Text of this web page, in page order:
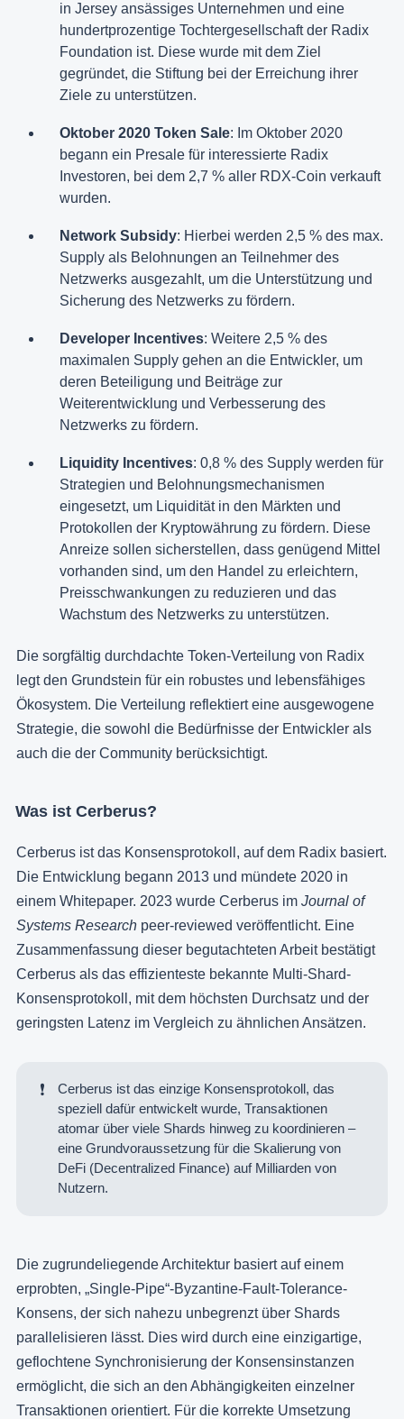
in Jersey ansässiges Unternehmen und eine
hundertprozentige Tochtergesellschaft der Radix
Foundation ist. Diese wurde mit dem Ziel
gegründet, die Stiftung bei der Erreichung ihrer
Ziele zu unterstützen.
Oktober 2020 Token Sale: Im Oktober 2020
begann ein Presale für interessierte Radix
Investoren, bei dem 2,7 % aller RDX-Coin verkauft
wurden.
Network Subsidy: Hierbei werden 2,5 % des max.
Supply als Belohnungen an Teilnehmer des
Netzwerks ausgezahlt, um die Unterstützung und
Sicherung des Netzwerks zu fördern.
Developer Incentives: Weitere 2,5 % des
maximalen Supply gehen an die Entwickler, um
deren Beteiligung und Beiträge zur
Weiterentwicklung und Verbesserung des
Netzwerks zu fördern.
Liquidity Incentives: 0,8 % des Supply werden für
Strategien und Belohnungsmechanismen
eingesetzt, um Liquidität in den Märkten und
Protokollen der Kryptowährung zu fördern. Diese
Anreize sollen sicherstellen, dass genügend Mittel
vorhanden sind, um den Handel zu erleichtern,
Preisschwankungen zu reduzieren und das
Wachstum des Netzwerks zu unterstützen.
Die sorgfältig durchdachte Token-Verteilung von Radix
legt den Grundstein für ein robustes und lebensfähiges
Ökosystem. Die Verteilung reflektiert eine ausgewogene
Strategie, die sowohl die Bedürfnisse der Entwickler als
auch die der Community berücksichtigt.
Was ist Cerberus?
Cerberus ist das Konsensprotokoll, auf dem Radix basiert.
Die Entwicklung begann 2013 und mündete 2020 in
einem Whitepaper. 2023 wurde Cerberus im Journal of
Systems Research peer-reviewed veröffentlicht. Eine
Zusammenfassung dieser begutachteten Arbeit bestätigt
Cerberus als das effizienteste bekannte Multi-Shard-
Konsensprotokoll, mit dem höchsten Durchsatz und der
geringsten Latenz im Vergleich zu ähnlichen Ansätzen.
❗
Cerberus ist das einzige Konsensprotokoll, das
speziell dafür entwickelt wurde, Transaktionen
atomar über viele Shards hinweg zu koordinieren –
eine Grundvoraussetzung für die Skalierung von
DeFi (Decentralized Finance) auf Milliarden von
Nutzern.
Die zugrundeliegende Architektur basiert auf einem
erprobten, „Single-Pipe“-Byzantine-Fault-Tolerance-
Konsens, der sich nahezu unbegrenzt über Shards
parallelisieren lässt. Dies wird durch eine einzigartige,
geflochtene Synchronisierung der Konsensinstanzen
ermöglicht, die sich an den Abhängigkeiten einzelner
Transaktionen orientiert. Für die korrekte Umsetzung